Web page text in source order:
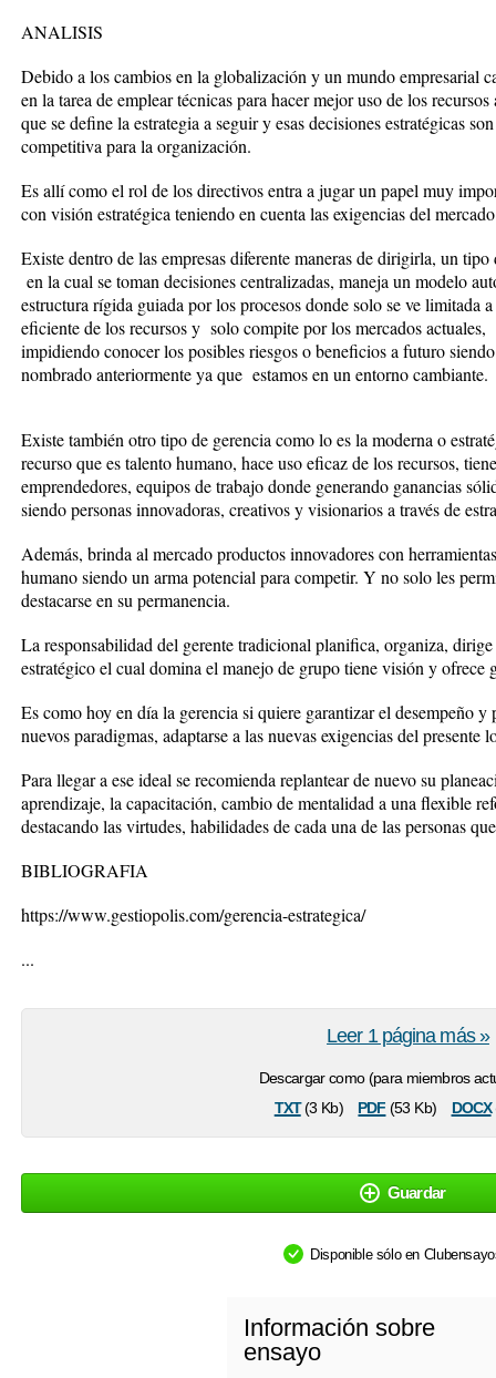
ANALISIS
Debido a los cambios en la globalización y un mundo empresarial
en la tarea de emplear técnicas para hacer mejor uso de los
que se define la estrategia a seguir y esas decisiones estratégicas
competitiva para la organización.
Es allí como el rol de los directivos entra a jugar un papel muy
con visión estratégica teniendo en cuenta las exigencias del
Existe dentro de las empresas diferente maneras de dirigirla, un
en la cual se toman decisiones centralizadas, maneja un modelo
estructura rígida guiada por los procesos donde solo se ve limitada
eficiente de los recursos y solo compite por los mercados
impidiendo conocer los posibles riesgos o beneficios a futuro
nombrado anteriormente ya que estamos en un entorno cambiante.
Existe también otro tipo de gerencia como lo es la moderna o
recurso que es talento humano, hace uso eficaz de los recursos,
emprendedores, equipos de trabajo donde generando ganancias
siendo personas innovadoras, creativos y visionarios a través de
Además, brinda al mercado productos innovadores con
humano siendo un arma potencial para competir. Y no solo les
destacarse en su permanencia.
La responsabilidad del gerente tradicional planifica, organiza,
estratégico el cual domina el manejo de grupo tiene visión y ofrece
Es como hoy en día la gerencia si quiere garantizar el desempeño y
nuevos paradigmas, adaptarse a las nuevas exigencias del presente
Para llegar a ese ideal se recomienda replantear de nuevo su
aprendizaje, la capacitación, cambio de mentalidad a una flexible
destacando las virtudes, habilidades de cada una de las personas
BIBLIOGRAFIA
https://www.gestiopolis.com/gerencia-estrategica/
...
Descargar como (para miembros
txt(3 Kb) pdf (53 Kb) docx
Leer 1 página más »
Guardar
Disponible sólo en
Información sobre
ensayo